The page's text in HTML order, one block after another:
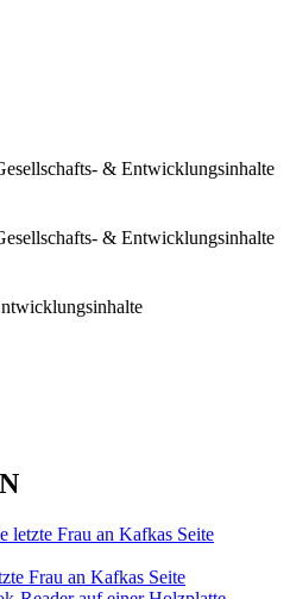
& Entwicklungsinhalte
& Entwicklungsinhalte
Frau an Kafkas Seite